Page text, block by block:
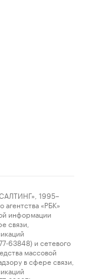
1995–
«РБК»
информации
связи,
63848) и сетевого
массовой
в сфере связи,